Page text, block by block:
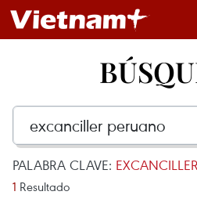
PALABRA CLAVE:
1 Resultado